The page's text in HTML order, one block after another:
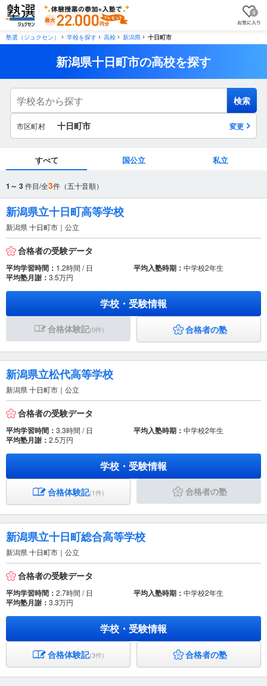
0
塾選（ジュクセン） 学校を探す 高校 新潟県 十日町市
新潟県十日町市の高校を探す
検索
市区町村 十日町市 変更
市区町村
駅・路線から探す
すべて 国公立 私立
1～ 3件目/全3件（五十音順）
新潟県立十日町高等学校
新潟県 十日町市｜公立
合格者の受験データ
平均学習時間： 1.2時間 / 日 平均入塾時期： 中学校2年生
平均塾月謝： 3.5万円
学校・受験情報
合格体験記(0件) 合格者の塾
新潟県立松代高等学校
新潟県 十日町市｜公立
合格者の受験データ
平均学習時間： 3.3時間 / 日 平均入塾時期： 中学校2年生
平均塾月謝： 2.5万円
学校・受験情報
合格体験記(1件) 合格者の塾
新潟県立十日町総合高等学校
新潟県 十日町市｜公立
合格者の受験データ
平均学習時間： 2.7時間 / 日 平均入塾時期： 中学校2年生
平均塾月謝： 3.3万円
学校・受験情報
合格体験記(3件) 合格者の塾